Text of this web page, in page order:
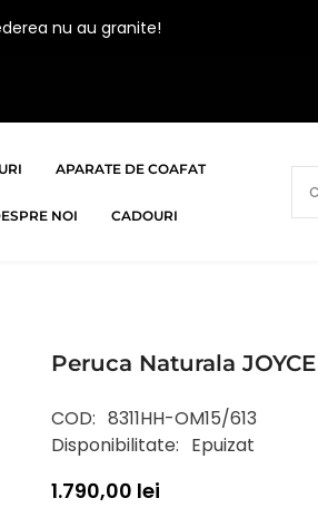
nu au granite!
AI NEVOIE DE
APARATE DE COAFAT
NOI CADOURI
Peruca Naturala
COD: 8311HH-OM15/613
Disponibilitate: Epuizat
1.790,00 lei